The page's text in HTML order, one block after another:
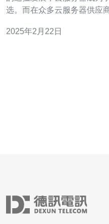
选。而在众多云服务器供应
港知名云服务器的优势，并
2025年2月22日